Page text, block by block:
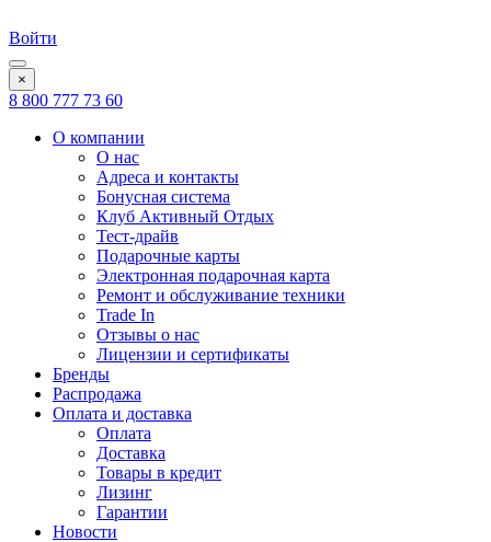
Войти
×
8 800 777 73 60
О компании
О нас
Адреса и контакты
Бонусная система
Клуб Активный Отдых
Тест-драйв
Подарочные карты
Электронная подарочная карта
Ремонт и обслуживание техники
Trade In
Отзывы о нас
Лицензии и сертификаты
Бренды
Распродажа
Оплата и доставка
Оплата
Доставка
Товары в кредит
Лизинг
Гарантии
Новости